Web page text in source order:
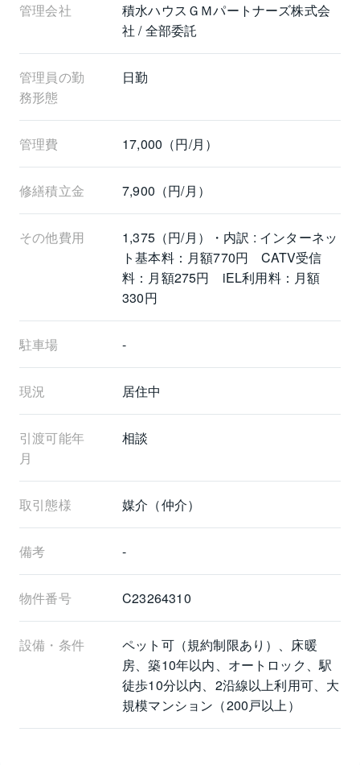
管理会社
積水ハウスＧＭパートナーズ株式会
社 / 全部委託
管理員の勤
務形態
日勤
管理費 17,000（円/月）
修繕積立金 7,900（円/月）
その他費用
1,375（円/月）・内訳 : インターネッ
ト基本料：月額770円　CATV受信
料：月額275円　iEL利用料：月額
330円
駐車場 -
現況 居住中
引渡可能年
月
相談
取引態様 媒介（仲介）
備考 -
物件番号 C23264310
設備・条件
ペット可（規約制限あり）、床暖
房、築10年以内、オートロック、駅
徒歩10分以内、2沿線以上利用可、大
規模マンション（200戸以上）